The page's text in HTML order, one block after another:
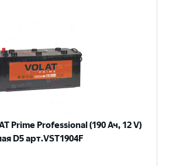
Prime Professional (190 Ач, 12 V)
D5 арт.VST1904F